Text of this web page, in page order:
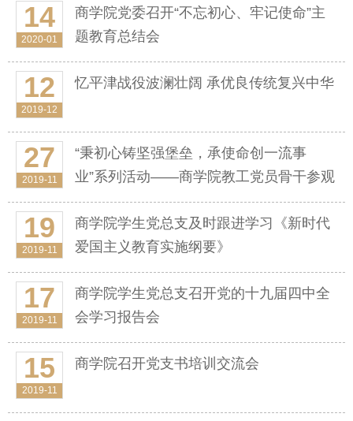
14
2020-01
商学院党委召开“不忘初心、牢记使命”主
题教育总结会
12
2019-12
忆平津战役波澜壮阔 承优良传统复兴中华
27
2019-11
“秉初心铸坚强堡垒，承使命创一流事
业”系列活动——商学院教工党员骨干参观
香山革命纪念地
19
2019-11
商学院学生党总支及时跟进学习《新时代
爱国主义教育实施纲要》
17
2019-11
商学院学生党总支召开党的十九届四中全
会学习报告会
15
2019-11
商学院召开党支书培训交流会